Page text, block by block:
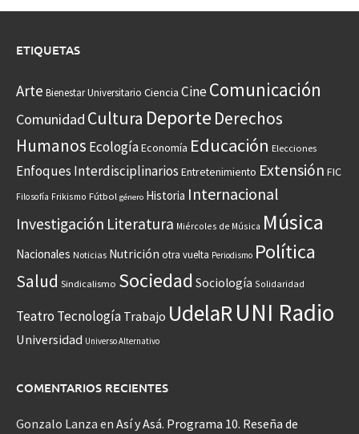
ETIQUETAS
Arte Bienestar Universitario Ciencia CineComunicación
Comunidad Cultura Deporte Derechos
Humanos EcologíaEconomía Educación Elecciones
Enfoques Interdisciplinarios Entretenimiento Extensión FIC
Filosofía Frikismo Fútbol género Historia Internacional
Investigación Literatura Miércoles de Música Música
Nacionales Noticias Nutrición otra vuelta Periodismo Política
Salud Sindicalismo Sociedad Sociología Solidaridad
Teatro Tecnología Trabajo UdelaRUNI Radio
Universidad Universo Alternativo
COMENTARIOS RECIENTES
Gonzalo Lanza en Así y Asá. Programa 10. Reseña de